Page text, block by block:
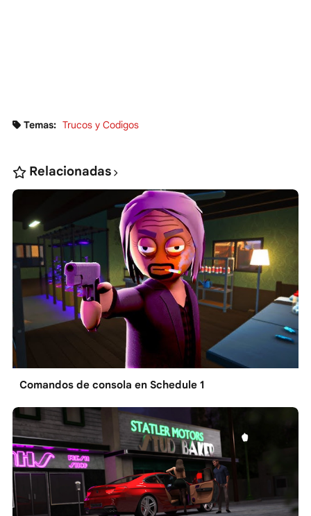
Temas: Trucos y Codigos
Relacionadas
Comandos de consola en Schedule 1